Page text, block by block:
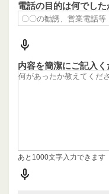
電話の目的は何でした
内容を簡潔にご記入く
あと1000文字入力できます